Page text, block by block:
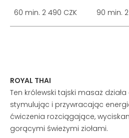
60 min. 2 490 CZK 90 min.
ROYAL THAI
Ten królewski tajski masaż
stymulując i przywracając
ćwiczenia rozciągające,
gorącymi świeżymi ziołami.